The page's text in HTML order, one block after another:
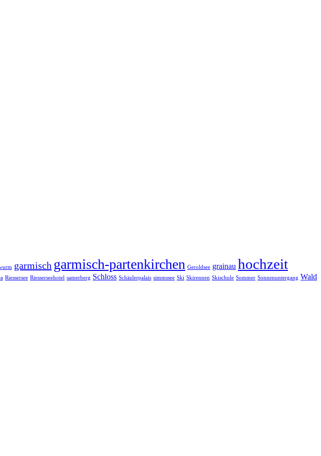
garmisch garmisch-partenkirchen Geroldsee grainau hochzeit
Riessersee Riesserseehotel samerberg Schloss Schäzlerpalais simmssee Ski Skirennen Skischule Sommer Sonnenuntergang Wald